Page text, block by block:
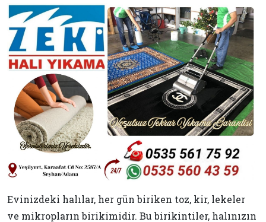
Evinizdeki halılar, her gün biriken toz, kir, lekeler
ve mikropların birikimidir. Bu birikintiler, halınızın